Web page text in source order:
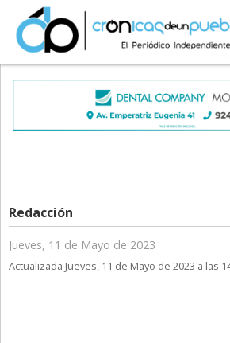
Redacción
Jueves, 11 de Mayo de 2023
Actualizada Jueves, 11 de Mayo de 2023 a las